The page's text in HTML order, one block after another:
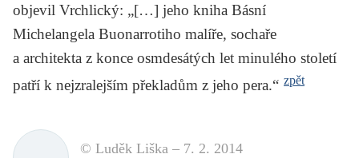
objevil Vrchlický: „[…] jeho kniha Básní
Michelangela Buonarrotiho malíře, sochaře
a architekta z konce osmdesátých let minulého století
patří k nejzralejším překladům z jeho pera.“ zpět
© Luděk Liška – 7. 2. 2014